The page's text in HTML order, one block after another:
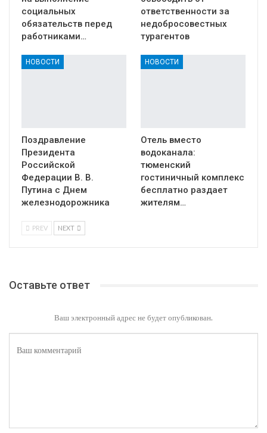
социальных
обязательств перед
работниками…
ответственности за
недобросовестных
турагентов
НОВОСТИ
Поздравление
Президента
Российской
Федерации В. В.
Путина с Днем
железнодорожника
НОВОСТИ
Отель вместо
водоканала:
тюменский
гостиничный комплекс
бесплатно раздает
жителям…
PREV NEXT
Оставьте ответ
Ваш электронный адрес не будет опубликован.